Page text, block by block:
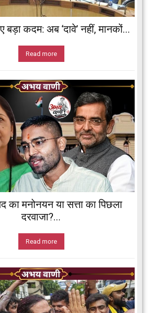
कदम: अब ‘दावे’ नहीं, मानकों...
Read more
का मनोनयन या सत्ता का पिछला
दरवाजा?...
Read more